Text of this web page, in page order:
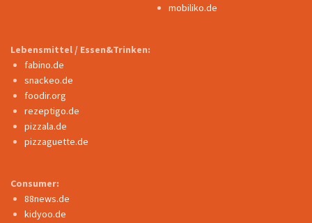
mobiliko.de
Lebensmittel / Essen&Trinken:
fabino.de
snackeo.de
foodir.org
rezeptigo.de
pizzala.de
pizzaguette.de
Consumer:
88news.de
kidyoo.de